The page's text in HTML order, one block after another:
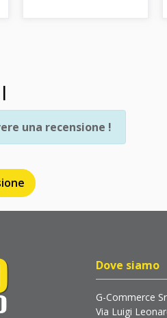
una recensione !
Dove siamo
G-Commerce
Via Luigi